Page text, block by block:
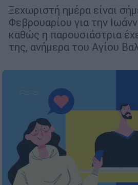
Ξεχωριστή ημέρα είναι
Φεβρουαρίου για την
καθώς η παρουσιάστρια
της, ανήμερα του Αγίου